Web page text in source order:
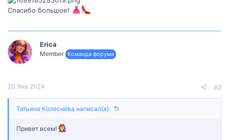
Спасибо большое!
Erica
Member Команда форума
20 Янв 2024 #2
Татьяна Колеснёва написал(а):
Привет всем!